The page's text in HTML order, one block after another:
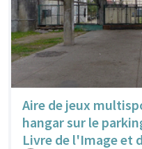
Aire de jeux
hangar sur le
Livre de l'Image et